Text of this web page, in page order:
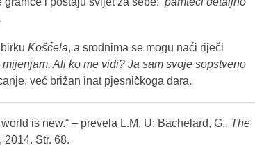
Košćela, a srodnima se mogu naći riječi
Ali ko me vidi? Ja sam svoje sopstveno
već brižan inat pjesničkoga dara.
is new.“ – prevela L.M. U: Bachelard, G., The
2014. Str. 68.